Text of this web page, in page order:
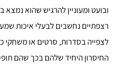
ובועט ומעוניין להרגיש שהוא
רצפתיים נחשבים לבעלי איכות
לצפייה בסדרות, סרטים או משחקי
החיסרון היחיד שלהם בכך שהם